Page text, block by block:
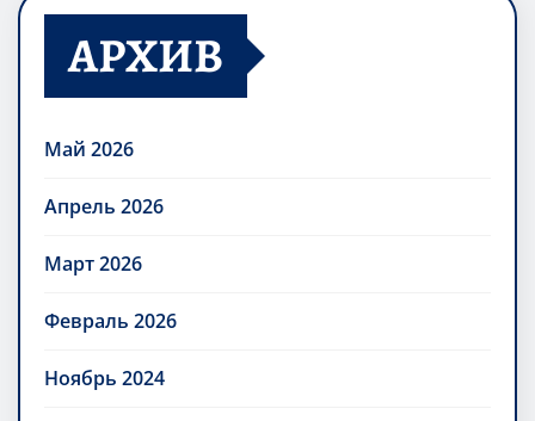
АРХИВ
Май 2026
Апрель 2026
Март 2026
Февраль 2026
Ноябрь 2024